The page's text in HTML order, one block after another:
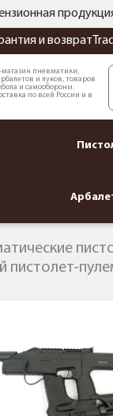
и возврат
магазин пневматики,
и луков, товаров
и самообороны.
по всей России и в
пистолет-